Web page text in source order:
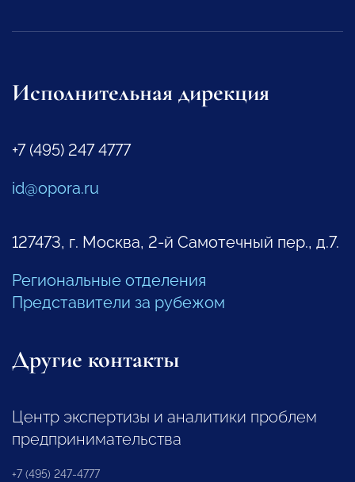
Исполнительная дирекция
+7 (495) 247 4777
id@opora.ru
127473, г. Москва, 2-й Самотечный пер., д.7.
Региональные отделения
Представители за рубежом
Другие контакты
Центр экспертизы и аналитики проблем
предпринимательства
+7 (495) 247-4777